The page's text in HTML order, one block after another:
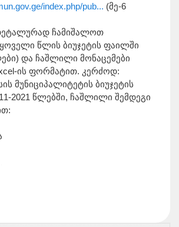
index.php/pub... (მე-6
ჩამიშალოთ
წლის ბიუჯეტის ფაილში
და ჩაშლილი მონაცემები
ის ფორმატით. კერძოდ:
მუნიციპალიტეტის ბიუჯეტის
2021 წლებში, ჩაშლილი შემდეგი